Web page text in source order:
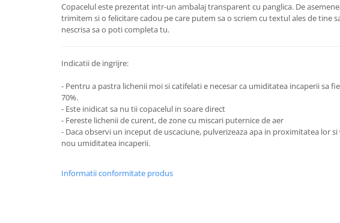
Copacelul este prezentat intr-un ambalaj transparent cu panglica. De
trimitem si o felicitare cadou pe care putem sa o scriem cu textul ales de tine
nescrisa sa o poti completa tu.
Indicatii de ingrijre:
- Pentru a pastra lichenii moi si catifelati e necesar ca umiditatea incaperii sa
70%.
- Este inidicat sa nu tii copacelul in soare direct
- Fereste lichenii de curent, de zone cu miscari puternice de aer
- Daca observi un inceput de uscaciune, pulverizeaza apa in proximitatea lor
nou umiditatea incaperii.
Informatii conformitate produs